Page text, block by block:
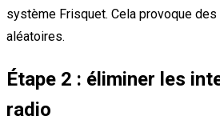
système Frisquet. Cela provoque
aléatoires.
Étape 2 : éliminer les
radio